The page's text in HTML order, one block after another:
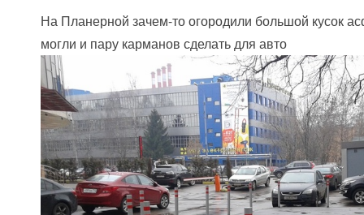
На Планерной зачем-то огородили большой кусок
могли и пару карманов сделать для авто